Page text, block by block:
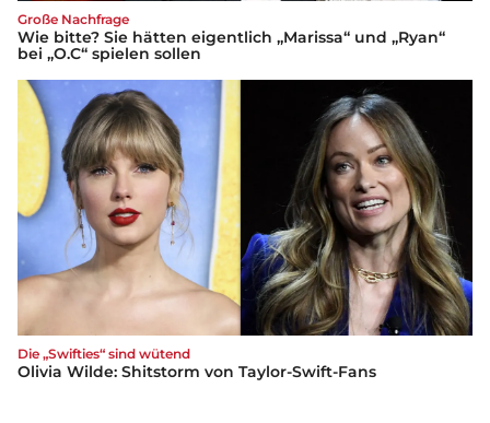
Große Nachfrage
Wie bitte? Sie hätten eigentlich „Marissa“ und „Ryan“
bei „O.C“ spielen sollen
Die „Swifties“ sind wütend
Olivia Wilde: Shitstorm von Taylor-Swift-Fans